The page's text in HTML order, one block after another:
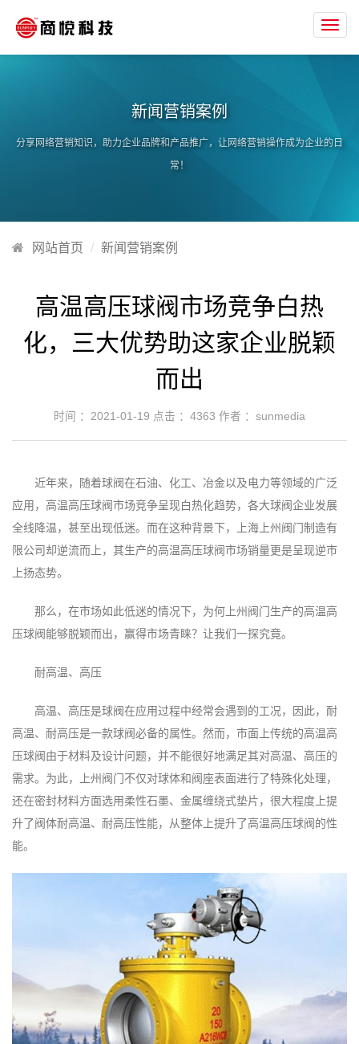
新闻营销案例
分享网络营销知识，助力企业品牌和产品推广，让网络营销操作成为企业的日
常！
网站首页 新闻营销案例
高温高压球阀市场竞争白热
化，三大优势助这家企业脱颖
而出
时间 ：2021-01-19 点击 ： 4363 作者 ：sunmedia
近年来，随着球阀在石油、化工、冶金以及电力等领域的广泛
应用，高温高压球阀市场竞争呈现白热化趋势，各大球阀企业发展
全线降温，甚至出现低迷。而在这种背景下，上海上州阀门制造有
限公司却逆流而上，其生产的高温高压球阀市场销量更是呈现逆市
上扬态势。
那么，在市场如此低迷的情况下，为何上州阀门生产的高温高
压球阀能够脱颖而出，赢得市场青睐？让我们一探究竟。
耐高温、高压
高温、高压是球阀在应用过程中经常会遇到的工况，因此，耐
高温、耐高压是一款球阀必备的属性。然而，市面上传统的高温高
压球阀由于材料及设计问题，并不能很好地满足其对高温、高压的
需求。为此，上州阀门不仅对球体和阀座表面进行了特殊化处理，
还在密封材料方面选用柔性石墨、金属缠绕式垫片，很大程度上提
升了阀体耐高温、耐高压性能，从整体上提升了高温高压球阀的性
能。